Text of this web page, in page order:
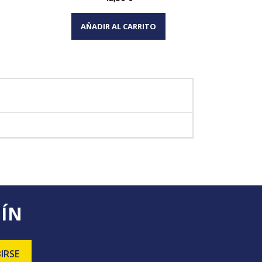
Vista rápida
AÑADIR AL CARRITO